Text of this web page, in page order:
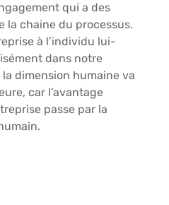
qui a des
la chaine du processus.
à l’individu lui-
dans notre
dimension humaine va
car l’avantage
passe par la